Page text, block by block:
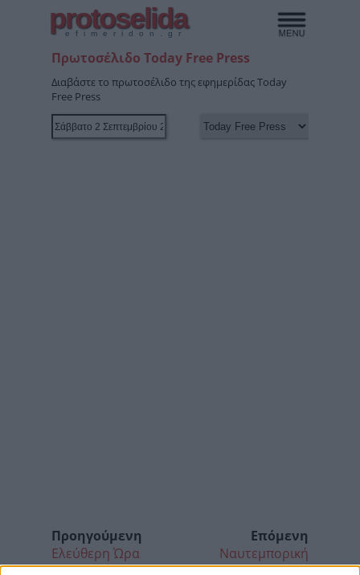
protoselida
efimeridon.gr
Πρωτοσέλιδο Today Free Press
Διαβάστε το πρωτοσέλιδο της εφημερίδας Today
Free Press
Προηγούμενη
Ελεύθερη Ώρα
Επόμενη
Ναυτεμπορική